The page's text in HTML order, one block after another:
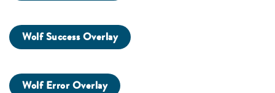
Wolf Success Overlay
Wolf Error Overlay